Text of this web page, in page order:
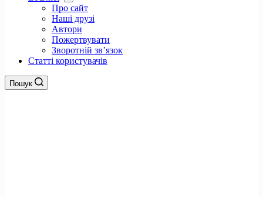
Про сайт
Наші друзі
Автори
Пожертвувати
Зворотній зв’язок
Статті користувачів
Пошук